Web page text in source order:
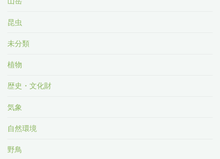
昆虫
未分類
植物
歴史・文化財
気象
自然環境
野鳥